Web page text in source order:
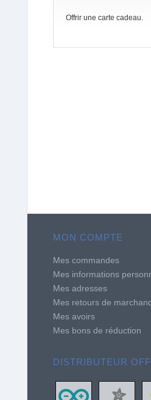
Offrir une carte cadeau.
MON COMPTE
Mes commandes
Mes informations
Mes adresses
Mes retours de
Mes avoirs
Mes bons de réduction
DISTRIBUTEUR